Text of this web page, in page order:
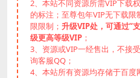
2、本站不同资源所需VIP下载
的标注；至尊包年VIP无下载
限限制； 升级VIP处，可通过“
级更高等级VIP ；
3、资源或VIP一经售出，不接
询客服QQ；
4、本站所有资源均存储于百